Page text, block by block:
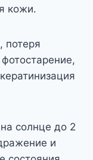
кожи.
солнце до 2
и